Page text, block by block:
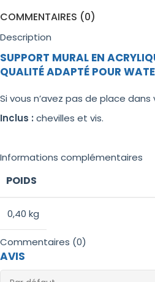
COMMENTAIRES (0)
Description
SUPPORT MURAL EN
QUALITÉ ADAPTÉ POUR
Si vous n’avez pas de place
Inclus : chevilles et vis.
Informations complémentaires
POIDS
0,40 kg
Commentaires (0)
AVIS